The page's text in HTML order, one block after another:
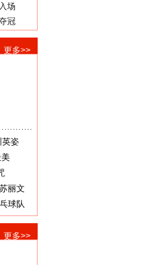
场
冠
更多>>
英姿
丽文
球队
更多>>